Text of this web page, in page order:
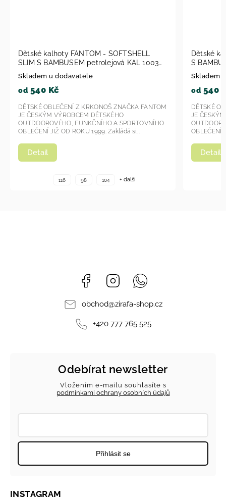
- SOFTSHELL
KAL 1003
ZNAČKA FANTOM
A SPORTOVNÍHO
Zakládá si...
Dětské kalhoty Fantom -
S BAMBUSEM KAL 1007 - modrá
DĚTSKÉ OBLEČENÍ Z KRKONOŠ ZNAČKA
JE ČESKÝM VÝROBCEM DĚTSKÉHO
OUTDOOROVÉHO, FUNKČNÍHO A
OBLEČENÍ JIŽ OD ROKU 1999. Zakládá si...
Facebook Instagram
obchod@zirafa-shop.cz
+420 777 765 525
Odebírat newsletter
Vložením e-mailu souhlasíte s
podmínkami ochrany osobních údajů
Přihlásit se
INSTAGRAM